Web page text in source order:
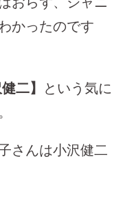
かったのです
二】
という気に
さんは小沢健二